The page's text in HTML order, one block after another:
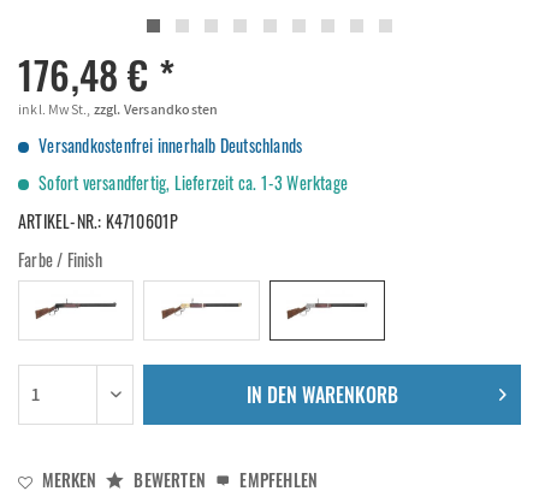
176,48 € *
inkl. MwSt., zzgl. Versandkosten
Versandkostenfrei innerhalb Deutschlands
Sofort versandfertig, Lieferzeit ca. 1-3 Werktage
ARTIKEL-NR.:K4710601P
Farbe / Finish
IN DEN WARENKORB
MERKEN BEWERTEN EMPFEHLEN